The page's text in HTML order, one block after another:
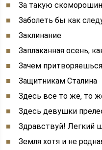
За такую
Заболеть бы как
Заклинание
Заплаканная осень,
Зачем
Защитникам Сталина
Здесь все то же, то
Здесь девушки
Здравствуй! Легкий
Земля хотя и не